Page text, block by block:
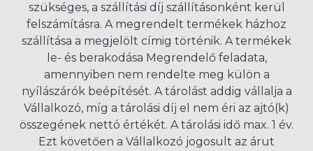
szükséges, a szállítási díj szállításonként kerül
felszámításra. A megrendelt termékek házhoz
szállítása a megjelölt címig történik. A termékek
le- és berakodása Megrendelő feladata,
amennyiben nem rendelte meg külön a
nyílászárók beépítését. A tárolást addig vállalja a
Vállalkozó, míg a tárolási díj el nem éri az ajtó(k)
összegének nettó értékét. A tárolási idő max. 1 év.
Ezt követően a Vállalkozó jogosult az árut